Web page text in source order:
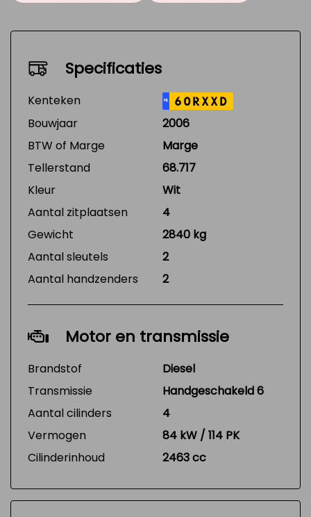
Specificaties
Kenteken NL 60RXXD
Bouwjaar
2006
BTW of Marge
Marge
Tellerstand
68.717
Kleur
Wit
Aantal zitplaatsen
4
Gewicht
2840 kg
Aantal sleutels
2
Aantal handzenders
2
Motor en transmissie
Brandstof
Diesel
Transmissie
Handgeschakeld 6
Aantal cilinders
4
Vermogen
84 kW / 114 PK
Cilinderinhoud
2463 cc